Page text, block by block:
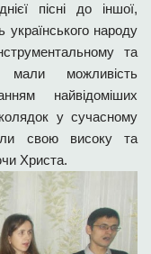
пісні до іншої,
українського народу
та
мали можливість
найвідоміших
у сучасному
свою високу та
Христа.